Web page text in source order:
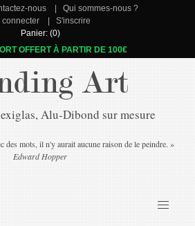
nous
Qui sommes-nous ?
connecter
S'inscrire
Panier: (0)
OFFERT À PARTIR DE 100€
Art
Alu-Dibond sur mesure
des mots, il n'y aurait aucune raison de le peindre. »
Edward Hopper